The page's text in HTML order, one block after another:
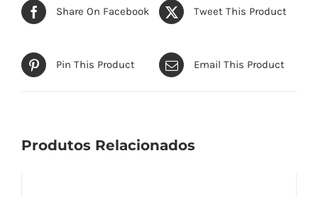
Share On Facebook Tweet This Product
Pin This Product Email This Product
Produtos Relacionados